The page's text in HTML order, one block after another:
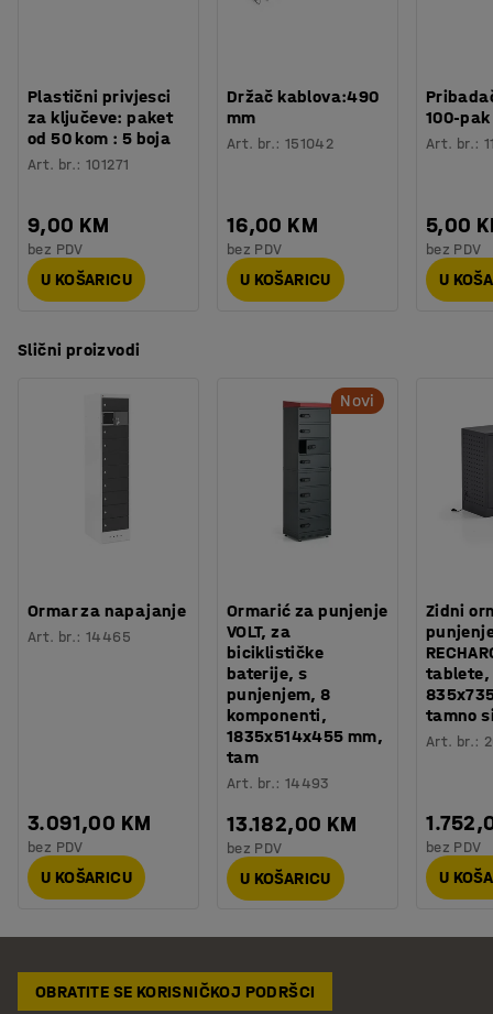
Plastični privjesci
za ključeve: paket
od 50 kom : 5 boja
Art. br.:101271
9,00 KM
bez PDV
U KOŠARICU
Držač kablova:490
mm
Art. br.: 151042
16,00 KM
bez PDV
U KOŠARICU
100-pak
Art. br.:
5,00
bez PDV
U
Slični proizvodi
Ormar za napajanje
Art. br.:14465
3.091,00 KM
bez PDV
U KOŠARICU
Novi
Ormarić za punjenje
VOLT, za
biciklističke
baterije, s
punjenjem, 8
komponenti,
1835x514x455 mm,
tam
Art. br.: 14493
13.182,00 KM
bez PDV
U KOŠARICU
Zidni
tablete,
tamno
Art. br.:
bez PDV
U
OBRATITE SE KORISNIČKOJ PODRŠCI